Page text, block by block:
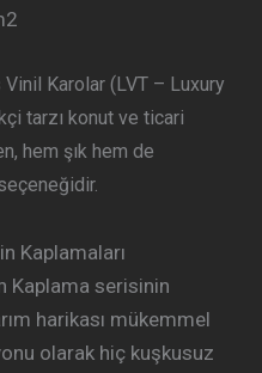
Karolar (LVT – Luxury
tarzı konut ve ticari
hem şık hem de
Kaplamaları
Kaplama serisinin
harikası mükemmel
olarak hiç kuşkusuz